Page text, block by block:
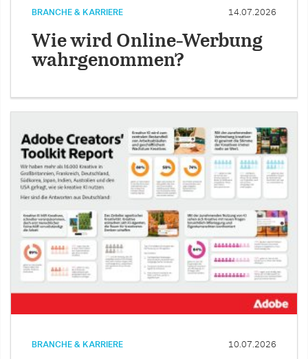
BRANCHE & KARRIERE 14.07.2026
Wie wird Online-Werbung
wahrgenommen?
BRANCHE & KARRIERE 10.07.2026